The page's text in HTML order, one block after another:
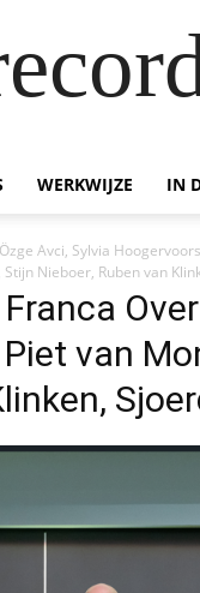
WERKWIJZE IN
Avci, Sylvia
Nieboer, Ruben van
van